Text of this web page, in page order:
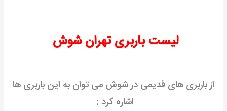
لیست باربری تهران شوش
از باربری های قدیمی در شوش می توان به این باربری ها
اشاره کرد :